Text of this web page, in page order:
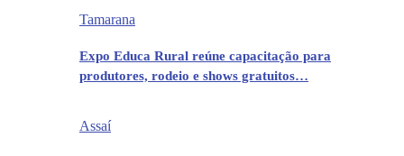
Tamarana
Expo Educa Rural reúne capacitação para
produtores, rodeio e shows gratuitos…
Assaí